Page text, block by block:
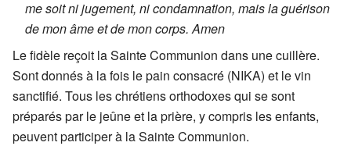
me soit ni jugement, ni condamnation, mais la guérison
de mon âme et de mon corps. Amen
Le fidèle reçoit la Sainte Communion dans une cuillère.
Sont donnés à la fois le pain consacré (NIKA) et le vin
sanctifié. Tous les chrétiens orthodoxes qui se sont
préparés par le jeûne et la prière, y compris les enfants,
peuvent participer à la Sainte Communion.